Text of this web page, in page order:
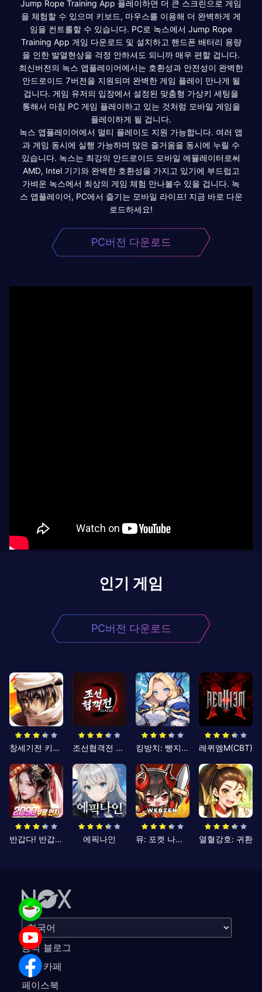
Jump Rope Training App 플레이하면 더 큰 스크린으로 게임
을 체험할 수 있으며 키보드, 마우스를 이용해 더 완벽하게 게
임을 컨트롤할 수 있습니다. PC로 녹스에서 Jump Rope
Training App 게임 다운로드 및 설치하고 핸드폰 배터리 용량
을 인한 발열현상을 걱정 안하셔도 되니까 매우 편할 겁니다.
최신버전의 녹스 앱플레이어에서는 호환성과 안전성이 완벽한
안드로이드 7버전을 지원되며 완벽한 게임 플레이 만나게 될
겁니다. 게임 유저의 입장에서 설정된 맞춤형 가상키 세팅을
통해서 마침 PC 게임 플레이하고 있는 것처럼 모바일 게임을
플레이하게 될 겁니다.
녹스 앱플레이어에서 멀티 플레이도 지원 가능합니다. 여러 앱
과 게임 동시에 실행 가능하며 많은 즐거움을 동시에 누릴 수
있습니다. 녹스는 최강의 안드로이드 모바일 에뮬레이터로써
AMD, Intel 기기와 완벽한 호환성을 가지고 있기에 부드럽고
가벼운 녹스에서 최상의 게임 체험 만나볼수 있을 겁니다. 녹
스 앱플레이어, PC에서 즐기는 모바일 라이프! 지금 바로 다운
로드하세요!
PC버전 다운로드
인기 게임
PC버전 다운로드
창세기전 키우기 조선협객전 클래식 킹방치: 빵지의 제왕 레퀴엠M(CBT)
반갑다! 반갑삼국지 에픽나인 뮤: 포켓 나이츠 열혈강호: 귀환
공식 블로그
공식 카페
페이스북